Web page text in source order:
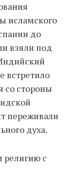
исламского
до
взяли под
встретило
со стороны
переживали
духа.
религию с